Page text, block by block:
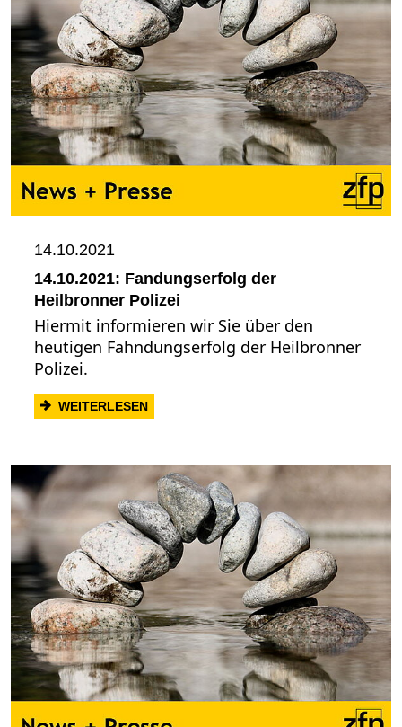
14.10.2021
14.10.2021: Fandungserfolg der
Heilbronner Polizei
Hiermit informieren wir Sie über den
heutigen Fahndungserfolg der Heilbronner
Polizei.
WEITERLESEN: 14.10.2021: FANDUNGSERFOLG DER